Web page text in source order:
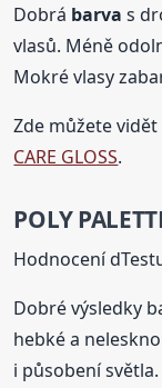
Dobrá barva s
vlasů. Méně
Mokré vlasy
Zde můžete
CARE GLOSS.
POLY
Hodnocení
Dobré výsledky
hebké a
i působení